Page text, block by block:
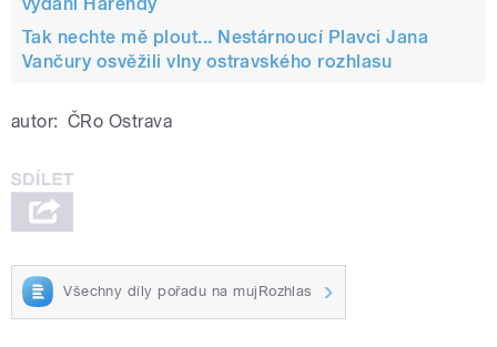
Tak nechte mě plout... Nestárnoucí Plavci Jana
Vančury osvěžili vlny ostravského rozhlasu
autor: ČRo Ostrava
Všechny díly pořadu na mujRozhlas